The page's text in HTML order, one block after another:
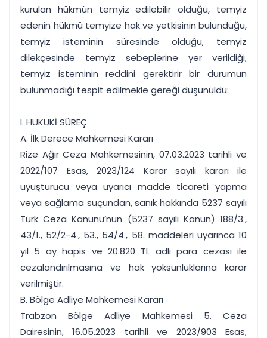
kurulan hükmün temyiz edilebilir olduğu, temyiz
edenin hükmü temyize hak ve yetkisinin bulunduğu,
temyiz isteminin süresinde olduğu, temyiz
dilekçesinde temyiz sebeplerine yer verildiği,
temyiz isteminin reddini gerektirir bir durumun
bulunmadığı tespit edilmekle gereği düşünüldü:
I. HUKUKİ SÜREÇ
A. İlk Derece Mahkemesi Kararı
Rize Ağır Ceza Mahkemesinin, 07.03.2023 tarihli ve
2022/107 Esas, 2023/124 Karar sayılı kararı ile
uyuşturucu veya uyarıcı madde ticareti yapma
veya sağlama suçundan, sanık hakkında 5237 sayılı
Türk Ceza Kanunu’nun (5237 sayılı Kanun) 188/3.,
43/1., 52/2-4., 53., 54/4., 58. maddeleri uyarınca 10
yıl 5 ay hapis ve 20.820 TL adli para cezası ile
cezalandırılmasına ve hak yoksunluklarına karar
verilmiştir.
B. Bölge Adliye Mahkemesi Kararı
Trabzon Bölge Adliye Mahkemesi 5. Ceza
Dairesinin, 16.05.2023 tarihli ve 2023/903 Esas,